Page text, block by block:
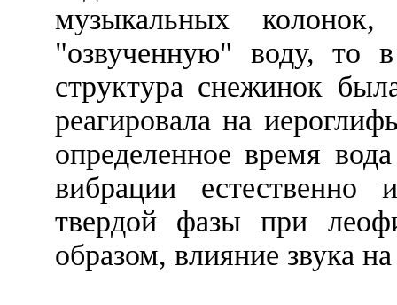
музыкальных
"озвученную" воду, то
структура снежинок
реагировала на
определенное время
вибрации
твердой фазы при
образом, влияние звука